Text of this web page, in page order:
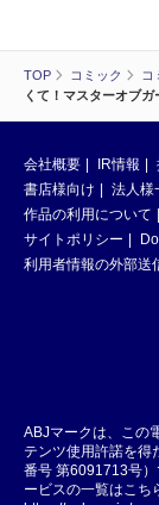
TOP コミック コ
くて！マスターオブガ
会社概要 IR情報
書店様向け
法人様
作品の利用について
サイトポリシー
利用者情報の外部送
ABJマークは、この
テンツ使用許諾を得
番号 第6091713号
ービスの一覧はこち